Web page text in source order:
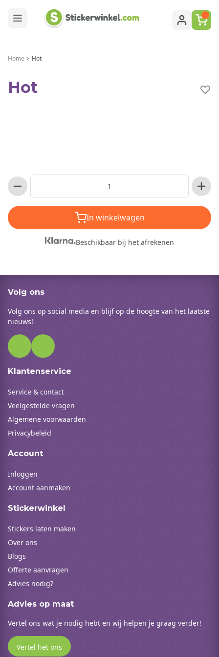
Home > Hot
Hot
In winkelwagen
Beschikbaar bij het afrekenen
Volg ons
Volg ons op social media en blijf op de hoogte van het laatste
nieuws!
Klantenservice
Service & contact
Veelgestelde vragen
Algemene voorwaarden
Privacybeleid
Account
Inloggen
Account aanmaken
Stickerwinkel
Stickers laten maken
Over ons
Blogs
Offerte aanvragen
Advies nodig?
Advies op maat
Vertel ons wat je nodig hebt en wij helpen je graag verder!
Vertel het ons